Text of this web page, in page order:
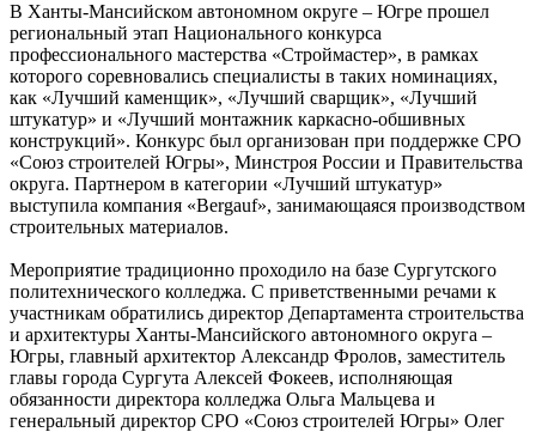
В Ханты-Мансийском автономном округе – Югре прошел
региональный этап Национального конкурса
профессионального мастерства «Строймастер», в рамках
которого соревновались специалисты в таких номинациях,
как «Лучший каменщик», «Лучший сварщик», «Лучший
штукатур» и «Лучший монтажник каркасно-обшивных
конструкций». Конкурс был организован при поддержке СРО
«Союз строителей Югры», Минстроя России и Правительства
округа. Партнером в категории «Лучший штукатур»
выступила компания «Bergauf», занимающаяся производством
строительных материалов.
Мероприятие традиционно проходило на базе Сургутского
политехнического колледжа. С приветственными речами к
участникам обратились директор Департамента строительства
и архитектуры Ханты-Мансийского автономного округа –
Югры, главный архитектор Александр Фролов, заместитель
главы города Сургута Алексей Фокеев, исполняющая
обязанности директора колледжа Ольга Мальцева и
генеральный директор СРО «Союз строителей Югры» Олег